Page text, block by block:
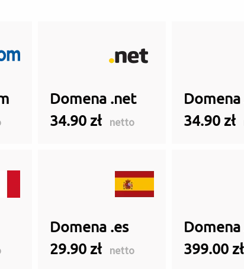
Domena .net
34.90 zł netto
Domena
34.90 zł
Domena .es
29.90 zł netto
Domena
399.00 zł